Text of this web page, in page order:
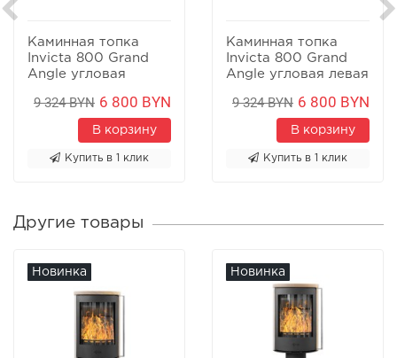
Каминная топка
Invicta 800 Grand
Angle угловая
9 324 BYN 6 800 BYN
В корзину
Купить в 1 клик
Каминная топка
Invicta 800 Grand
Angle угловая левая
9 324 BYN 6 800 BYN
В корзину
Купить в 1 клик
Другие товары
Новинка Новинка